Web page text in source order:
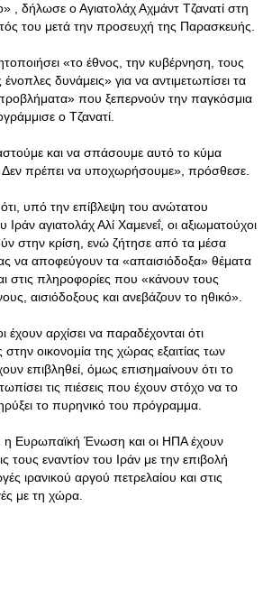
, δήλωσε ο Αγιατολάχ Αχμάντ Τζανατί στη
του μετά την προσευχή της Παρασκευής.
«το έθνος, την κυβέρνηση, τους
ένοπλες δυνάμεις» για να αντιμετωπίσει τα
που ξεπερνούν την παγκόσμια
ο Τζανατί.
και να σπάσουμε αυτό το κύμα
Δεν πρέπει να υποχωρήσουμε», πρόσθεσε.
υπό την επίβλεψη του ανώτατου
Ιράν αγιατολάχ Αλί Χαμενεΐ, οι αξιωματούχοι
στην κρίση, ενώ ζήτησε από τα μέσα
να αποφεύγουν τα «απαισιόδοξα» θέματα
στις πληροφορίες που «κάνουν τους
αισιόδοξους και ανεβάζουν το ηθικό».
έχουν αρχίσει να παραδέχονται ότι
οικονομία της χώρας εξαιτίας των
επιβληθεί, όμως επισημαίνουν ότι το
τις πιέσεις που έχουν στόχο να το
το πυρηνικό του πρόγραμμα.
η Ευρωπαϊκή Ένωση και οι ΗΠΑ έχουν
τους εναντίον του Ιράν με την επιβολή
ιρανικού αργού πετρελαίου και στις
με τη χώρα.